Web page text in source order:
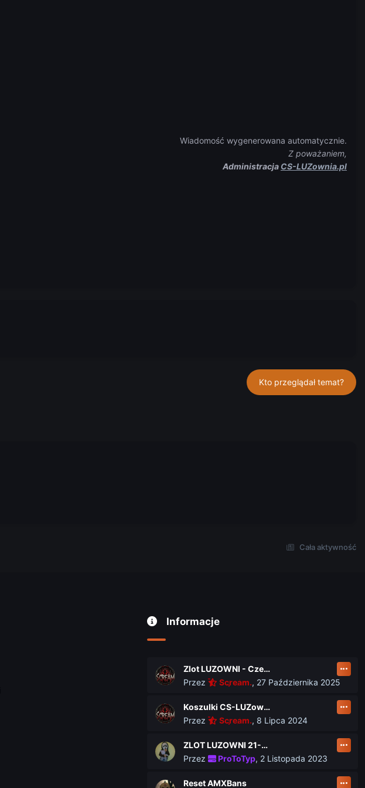
Wiadomość wygenerowana automatycznie.
Z poważaniem,
Administracja CS-LUZownia.pl
Kto przeglądał temat?
Cała aktywność
Informacje
Zlot LUZOWNI - Czerwiec 2026
Przez
Scream., 27 Października 2025
Koszulki CS-LUZownia.pl
Przez
Scream., 8 Lipca 2024
ZLOT LUZOWNI 21-23 czerwca
Przez
ProToTyp, 2 Listopada 2023
Reset AMXBans